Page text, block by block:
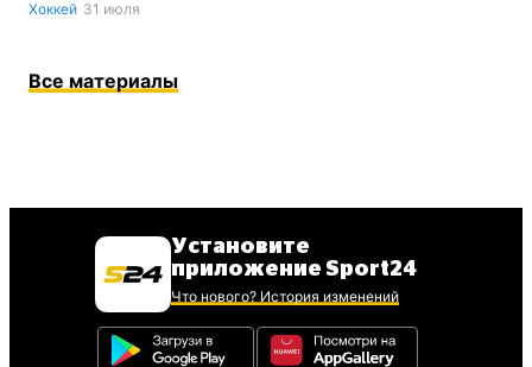
Хоккей 31 июля
Все материалы
Установите
приложение Sport24
Что нового? История изменений